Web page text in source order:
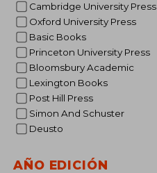
Cambridge University Press
Oxford University Press
Basic Books
Princeton University Press
Bloomsbury Academic
Lexington Books
Post Hill Press
Simon And Schuster
Deusto
AÑO EDICIÓN